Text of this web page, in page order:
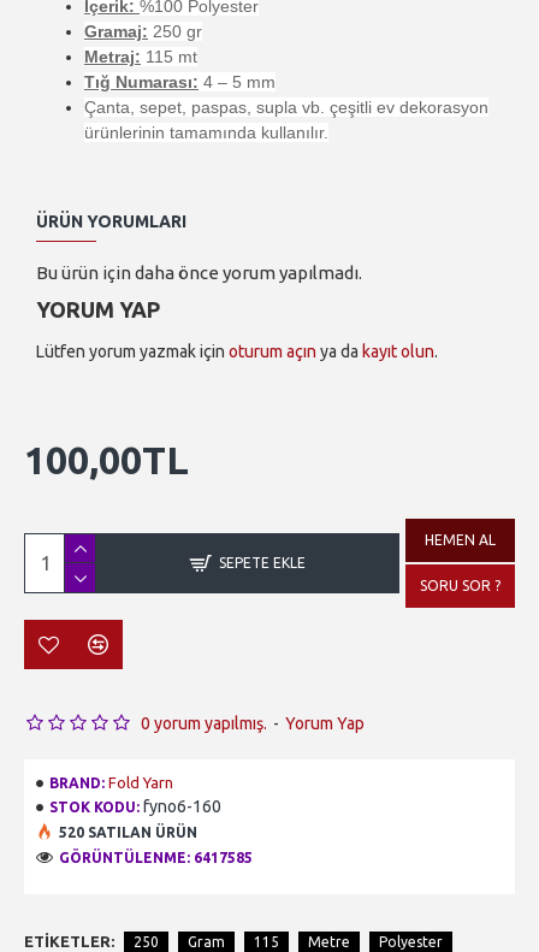
İçerik: %100 Polyester
Gramaj: 250 gr
Metraj: 115 mt
Tığ Numarası: 4 – 5 mm
Çanta, sepet, paspas, supla vb. çeşitli ev dekorasyon
ürünlerinin tamamında kullanılır.
ÜRÜN YORUMLARI
Bu ürün için daha önce yorum yapılmadı.
YORUM YAP
Lütfen yorum yazmak için oturum açın ya da kayıt olun.
BRAND: Fold Yarn
STOK KODU: fyno6-160
520 SATILAN ÜRÜN
GÖRÜNTÜLENME: 6417585
0 yorum yapılmış. - Yorum Yap
100,00TL
SEPETE EKLE
HEMEN AL
SORU SOR ?
ETIKETLER: 250 Gram 115 Metre Polyester